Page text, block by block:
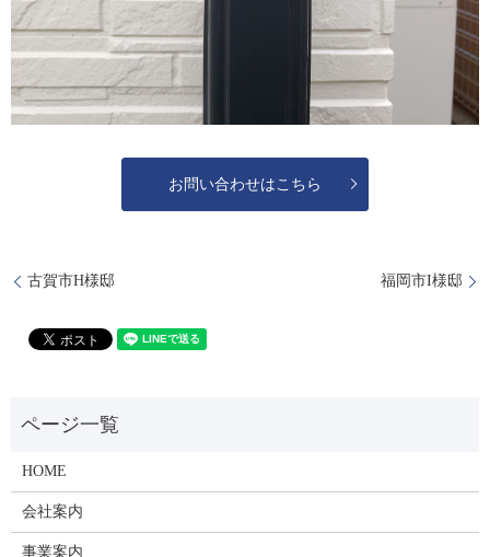
お問い合わせはこちら
古賀市H様邸 福岡市I様邸
HOME
会社案内
事業案内